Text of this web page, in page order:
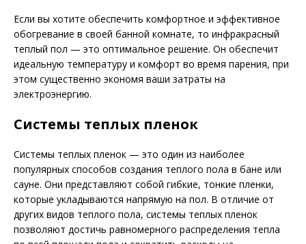
Если вы хотите обеспечить комфортное и эффективное
обогревание в своей банной комнате, то инфракрасный
теплый пол — это оптимальное решение. Он обеспечит
идеальную температуру и комфорт во время парения, при
этом существенно экономя ваши затраты на
электроэнергию.
Системы теплых пленок
Системы теплых пленок — это один из наиболее
популярных способов создания теплого пола в бане или
сауне. Они представляют собой гибкие, тонкие пленки,
которые укладываются напрямую на пол. В отличие от
других видов теплого пола, системы теплых пленок
позволяют достичь равномерного распределения тепла